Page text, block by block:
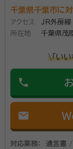
千葉県千葉市に
アクセス
JR外房
所在地
千葉県茂
\「い
phone
mail
対応業務：
遺言書